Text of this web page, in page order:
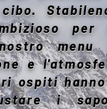
per
menu
e
ospiti
i